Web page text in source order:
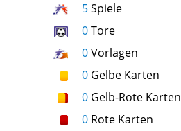
5Spiele
0Tore
0Vorlagen
0Gelbe Karten
0Gelb-Rote Karten
0Rote Karten